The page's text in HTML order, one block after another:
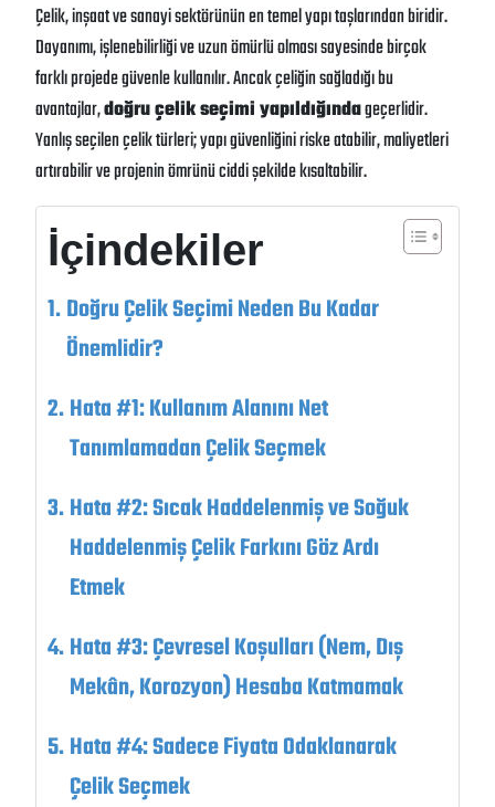
Çelik, inşaat ve sanayi sektörünün en temel yapı taşlarından biridir.
Dayanımı, işlenebilirliği ve uzun ömürlü olması sayesinde birçok
farklı projede güvenle kullanılır. Ancak çeliğin sağladığı bu
avantajlar,doğru çelik seçimi yapıldığındageçerlidir.
Yanlış seçilen çelik türleri; yapı güvenliğini riske atabilir, maliyetleri
artırabilir ve projenin ömrünü ciddi şekilde kısaltabilir.
İçindekiler
Doğru Çelik Seçimi Neden Bu Kadar
Önemlidir?
Hata #1: Kullanım Alanını Net
Tanımlamadan Çelik Seçmek
Hata #2: Sıcak Haddelenmiş ve Soğuk
Haddelenmiş Çelik Farkını Göz Ardı
Etmek
Hata #3: Çevresel Koşulları (Nem, Dış
Mekân, Korozyon) Hesaba Katmamak
Hata #4: Sadece Fiyata Odaklanarak
Çelik Seçmek